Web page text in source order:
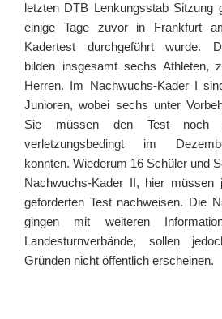
letzten DTB Lenkungsstab Sitzung
einige Tage zuvor in Frankfurt
Kadertest durchgeführt wurde.
bilden insgesamt sechs Athleten,
Herren. Im Nachwuchs-Kader I
Junioren, wobei sechs unter
Sie müssen den Test noch
verletzungsbedingt im
konnten. Wiederum 16 Schüler und
Nachwuchs-Kader II, hier müssen
geforderten Test nachweisen. Die
gingen mit weiteren
Landesturnverbände, sollen
Gründen nicht öffentlich erscheinen.